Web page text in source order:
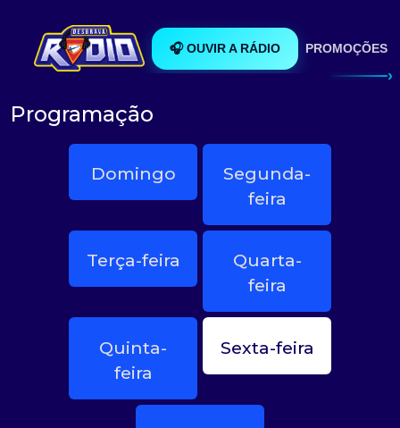
🎧 OUVIR A RÁDIO PROMOÇÕES
›
Programação
Domingo
Segunda-
feira
Terça-feira
Quarta-
feira
Quinta-
feira
Sexta-feira